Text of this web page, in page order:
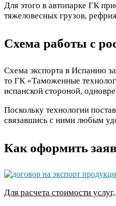
Для этого в автопарке ГК
тяжеловесных грузов,
Схема работы с
Схема экспорта в Испанию
то ГК «Таможенные
испанской стороной,
Поскольку технологии
связавшись с ними любым
Как оформить
Для расчета стоимости